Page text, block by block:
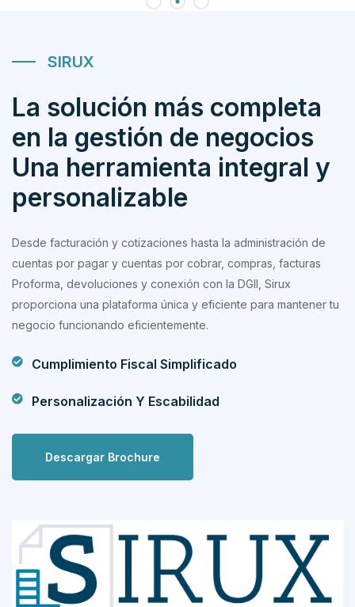
SIRUX
La solución más completa
en la gestión de negocios
Una herramienta integral y
personalizable
Desde facturación y cotizaciones hasta la administración de
cuentas por pagar y cuentas por cobrar, compras, facturas
Proforma, devoluciones y conexión con la DGII, Sirux
proporciona una plataforma única y eficiente para mantener tu
negocio funcionando eficientemente.
Cumplimiento Fiscal Simplificado
Personalización Y Escabilidad
Descargar Brochure